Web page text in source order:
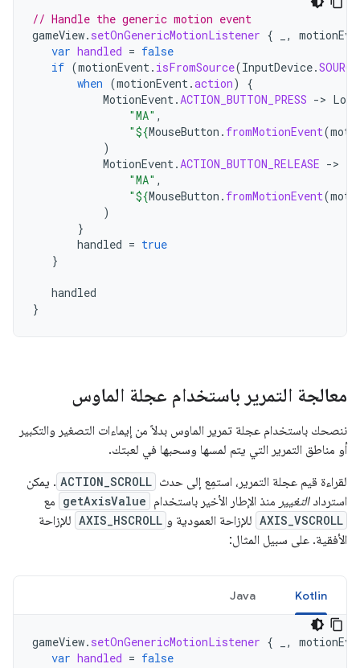
// Handle the generic motion event
gameView. setOnGenericMotionListener { ,
var handled = false
if (motionEvent. isFromSource(InputDevice.
when (motionEvent.action)
{
MotionEvent.ACTION_BUTTON_PRESS -> Log
"MA" ,
"${MouseButton . fromMotionEvent(
)
MotionEvent.ACTION_BUTTON_RELEASE ->
"MA" ,
"${MouseButton . fromMotionEvent(
)
}
handled = true
}
handled
}
معالجة التمرير باستخدام عجلة الماوس
ننصحك باستخدام عجلة تمرير الماوس بدلاً من إيماءات التصغير والتكبير
أو مناطق التمرير التي يتم لمسها وسحبها في لعبتك.
لقراءة قيم عجلة التمرير، استمِع إلى حدث ACTION_SCROLL . يمكن
استردادالتغيير منذ الإطار الأخير باستخدام getAxisValue مع
AXIS_VSCROLL للإزاحة العمودية و AXIS_HSCROLL للإزاحة
الأفقية. على سبيل المثال:
Kotlin
Java
gameView. setOnGenericMotionListener { ,
var handled = false